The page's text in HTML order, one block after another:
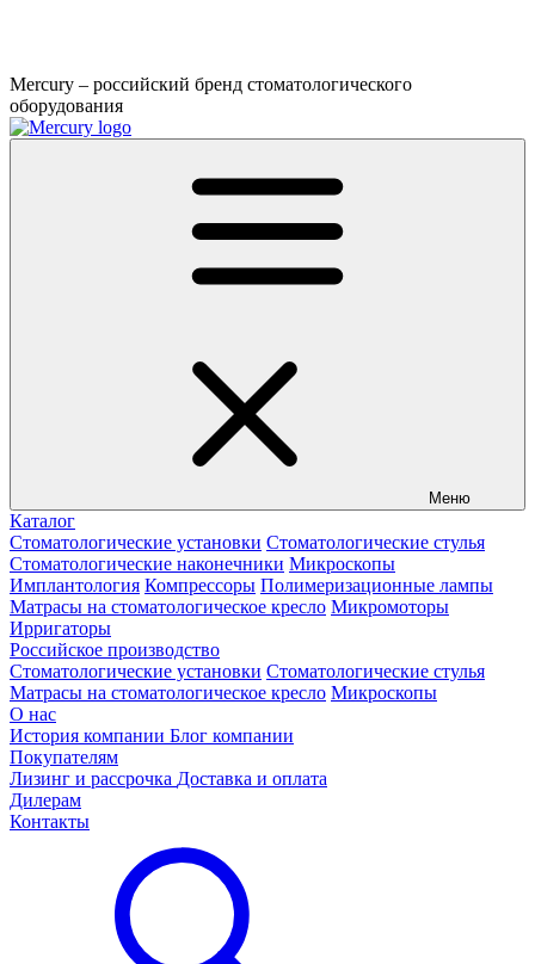
Mercury – российский бренд стоматологического
оборудования
Меню
Каталог
Стоматологические установки Стоматологические стулья
Стоматологические наконечники Микроскопы
Имплантология Компрессоры Полимеризационные лампы
Матрасы на стоматологическое кресло Микромоторы
Ирригаторы
Российское производство
Стоматологические установки Стоматологические стулья
Матрасы на стоматологическое кресло Микроскопы
О нас
История компании Блог компании
Покупателям
Лизинг и рассрочка Доставка и оплата
Дилерам
Контакты